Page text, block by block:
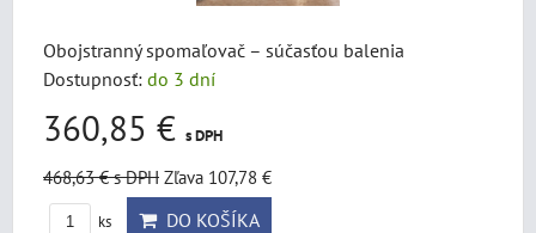
Obojstranný spomaľovač – súčasťou balenia
Dostupnosť: do 3 dní
360,85 € s DPH
468,63 €s DPH Zľava 107,78 €
ks DO KOŠÍKA